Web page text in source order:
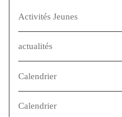
Activités Jeunes
actualités
Calendrier
Calendrier